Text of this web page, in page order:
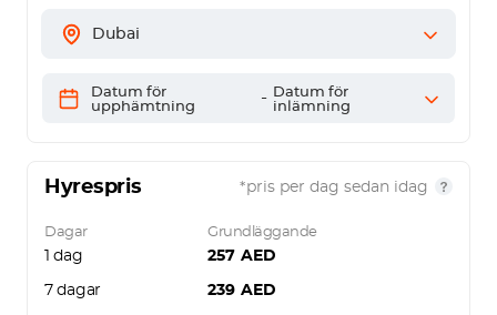
Dubai
Datum för
upphämtning
- Datum för
inlämning
Hyrespris *pris per dag sedan idag
Dagar Grundläggande
1 dag 257 AED
7 dagar 239 AED